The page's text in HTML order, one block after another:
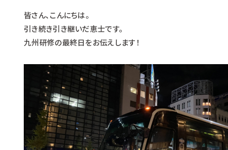
皆さん、こんにちは。
引き続き引き継いだ恵士です。
九州研修の最終日をお伝えします！